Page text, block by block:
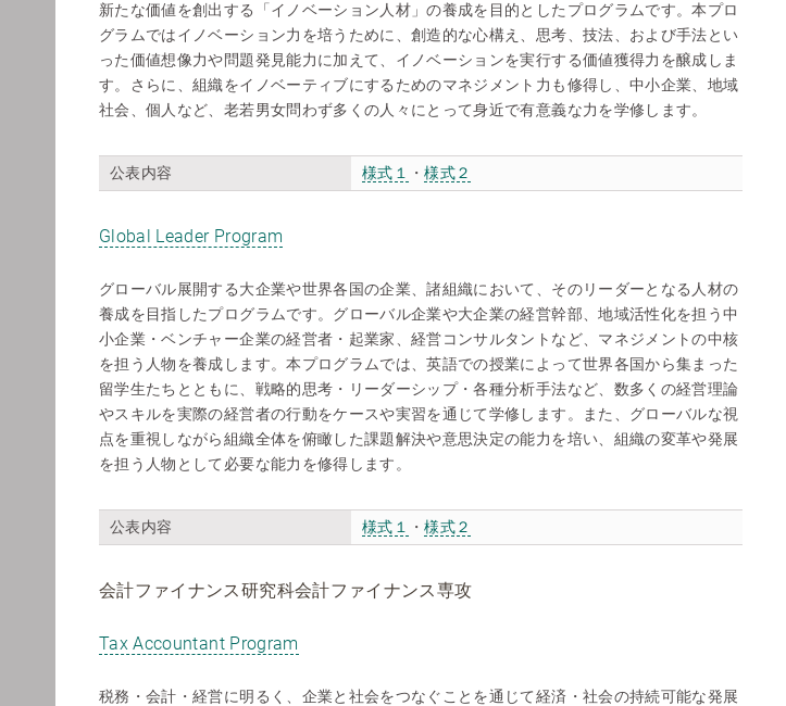
新たな価値を創出する「イノベーション人材」の養成を目的としたプログラムです。本プロ
グラムではイノベーション力を培うために、創造的な心構え、思考、技法、および手法とい
った価値想像力や問題発見能力に加えて、イノベーションを実行する価値獲得力を醸成しま
す。さらに、組織をイノベーティブにするためのマネジメント力も修得し、中小企業、地域
社会、個人など、老若男女問わず多くの人々にとって身近で有意義な力を学修します。
公表内容 様式１ ・様式２
Global Leader Program
グローバル展開する大企業や世界各国の企業、諸組織において、そのリーダーとなる人材の
養成を目指したプログラムです。グローバル企業や大企業の経営幹部、地域活性化を担う中
小企業・ベンチャー企業の経営者・起業家、経営コンサルタントなど、マネジメントの中核
を担う人物を養成します。本プログラムでは、英語での授業によって世界各国から集まった
留学生たちとともに、戦略的思考・リーダーシップ・各種分析手法など、数多くの経営理論
やスキルを実際の経営者の行動をケースや実習を通じて学修します。また、グローバルな視
点を重視しながら組織全体を俯瞰した課題解決や意思決定の能力を培い、組織の変革や発展
を担う人物として必要な能力を修得します。
公表内容 様式１ ・様式２
会計ファイナンス研究科会計ファイナンス専攻
Tax Accountant Program
税務・会計・経営に明るく、企業と社会をつなぐことを通じて経済・社会の持続可能な発展